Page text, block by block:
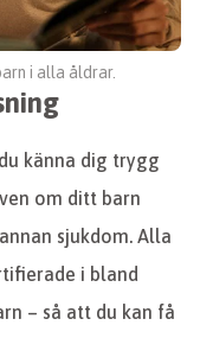
i alla åldrar.
känna dig trygg
om ditt barn
sjukdom. Alla
i bland
– så att du kan få